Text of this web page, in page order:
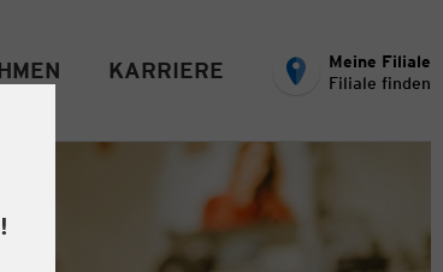
KARRIERE
Meine Filiale
Filiale finden